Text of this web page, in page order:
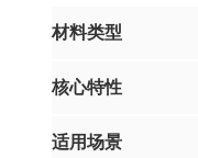
材料类型
核心特性
适用场景